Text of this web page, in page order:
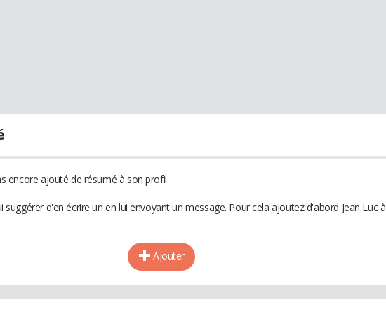
encore ajouté de résumé à son profil.
suggérer d'en écrire un en lui envoyant un message. Pour cela ajoutez d'abord Jean Luc à
Ajouter